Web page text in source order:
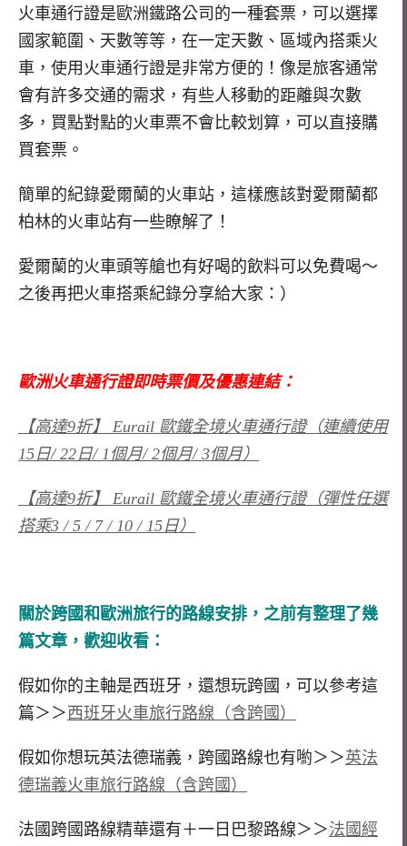
火車通行證是歐洲鐵路公司的一種套票，可以選擇
國家範圍、天數等等，在一定天數、區域內搭乘火
車，使用火車通行證是非常方便的！像是旅客通常
會有許多交通的需求，有些人移動的距離與次數
多，買點對點的火車票不會比較划算，可以直接購
買套票。
簡單的紀錄愛爾蘭的火車站，這樣應該對愛爾蘭都
柏林的火車站有一些瞭解了！
愛爾蘭的火車頭等艙也有好喝的飲料可以免費喝～
之後再把火車搭乘紀錄分享給大家：）
歐洲火車通行證即時票價及優惠連結：
【高達9折】 Eurail 歐鐵全境火車通行證（連續使用
15日/ 22日/ 1個月/ 2個月/ 3個月）
【高達9折】 Eurail 歐鐵全境火車通行證（彈性任選
搭乘3 / 5 / 7 / 10 / 15日）
關於跨國和歐洲旅行的路線安排，之前有整理了幾
篇文章，歡迎收看：
假如你的主軸是西班牙，還想玩跨國，可以參考這
篇＞＞ 西班牙火車旅行路線（含跨國）
假如你想玩英法德瑞義，跨國路線也有喲＞＞英法
德瑞義火車旅行路線（含跨國）
法國跨國路線精華還有＋一日巴黎路線＞＞法國經